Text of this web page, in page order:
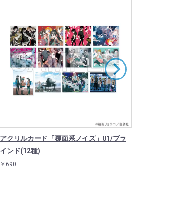
アクリルカード「覆面系ノイズ」01/ブラ
インド(12種)
￥690